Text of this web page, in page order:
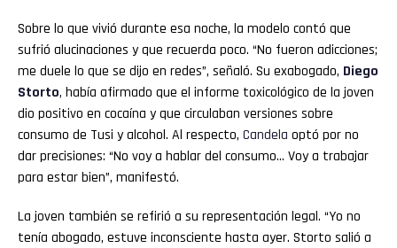
Sobre lo que vivió durante esa noche, la modelo contó que
sufrió alucinaciones y que recuerda poco. “No fueron adicciones;
me duele lo que se dijo en redes”, señaló. Su exabogado, Diego
Storto, había afirmado que el informe toxicológico de la joven
dio positivo en cocaína y que circulaban versiones sobre
consumo de Tusi y alcohol. Al respecto, Candela optó por no
dar precisiones: “No voy a hablar del consumo… Voy a trabajar
para estar bien”, manifestó.
La joven también se refirió a su representación legal. “Yo no
tenía abogado, estuve inconsciente hasta ayer. Storto salió a